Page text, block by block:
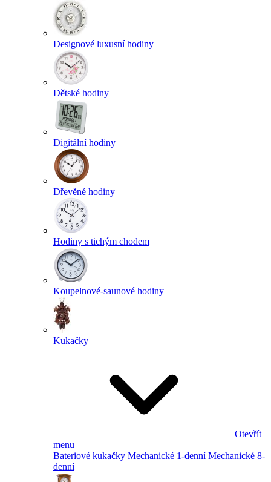
Designové luxusní hodiny
Dětské hodiny
Digitální hodiny
Dřevěné hodiny
Hodiny s tichým chodem
Koupelnové-saunové hodiny
Kukačky
Otevřít
menu
Bateriové kukačky Mechanické 1-denní Mechanické 8-
denní